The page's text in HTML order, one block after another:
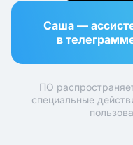
Саша —
в
ПО
специальные